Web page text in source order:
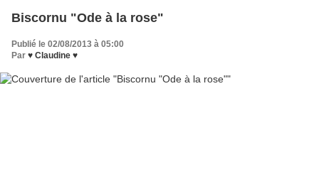
Biscornu "Ode à la rose"
Publié le 02/08/2013 à 05:00
Par ♥ Claudine ♥